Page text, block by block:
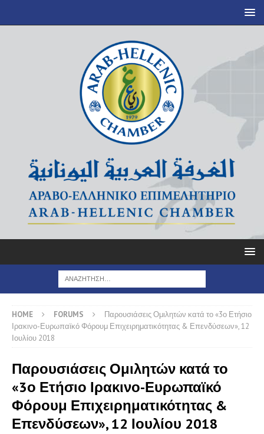
HOME FORUMS
Παρουσιάσεις Ομιλητών κατά το «3ο Ετήσιο
Ιρακινο-Ευρωπαϊκό Φόρουμ Επιχειρηματικότητας & Επενδύσεων», 12
Ιουλίου 2018
Παρουσιάσεις Ομιλητών κατά το
«3ο Ετήσιο Ιρακινο-Ευρωπαϊκό
Φόρουμ Επιχειρηματικότητας &
Επενδύσεων», 12 Ιουλίου 2018